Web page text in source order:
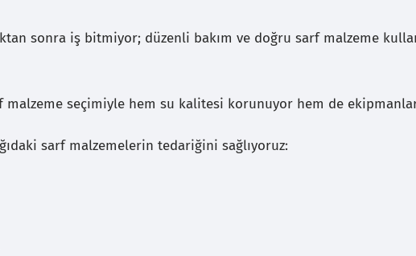
sonra iş bitmiyor; düzenli bakım ve doğru sarf malzeme
malzeme seçimiyle hem su kalitesi korunuyor hem de
sarf malzemelerin tedariğini sağlıyoruz: